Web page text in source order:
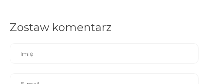
Zostaw komentarz